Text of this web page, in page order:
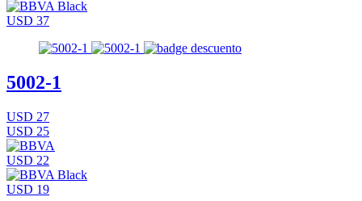
USD 37
5002-1
USD 27
USD 25
USD 22
USD 19